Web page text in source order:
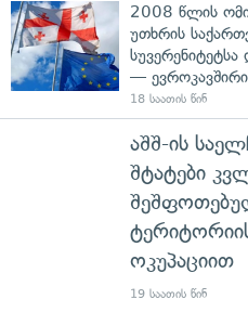
2008 წლის
უთხრის
—
18 საათის წინ
აშშ-ის
შტატები
ოკუპაციით
19 საათის წინ